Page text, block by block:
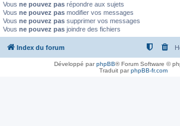
Vous ne pouvez pas répondre aux sujets
Vous ne pouvez pas modifier vos messages
Vous ne pouvez pas supprimer vos messages
Vous ne pouvez pas joindre des fichiers
Index du forum
Développé parphpBB® Forum Software ©
Traduit parphpBB-fr.com